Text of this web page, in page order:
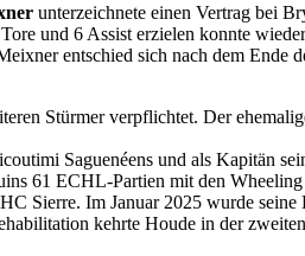
unterzeichnete einen Vertrag bei
und 6 Assist erzielen konnte
entschied sich nach dem Ende
Stürmer verpflichtet. Der
Saguenéens und als Kapitän
61 ECHL-Partien mit den
Sierre. Im Januar 2025 wurde
kehrte Houde in der